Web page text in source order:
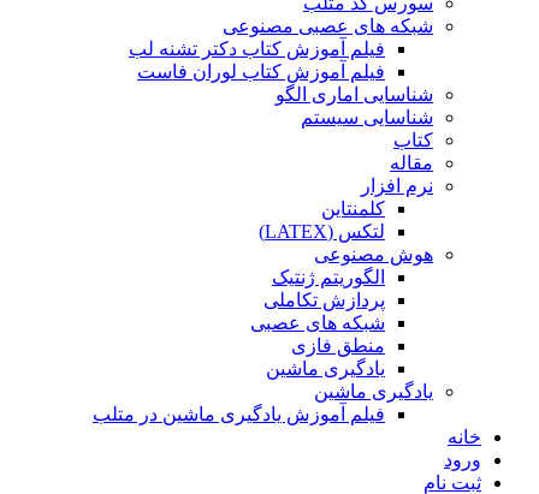
شبکه های عصبی مصنوعی
فیلم آموزش کتاب دکتر تشنه لب
فیلم آموزش کتاب لوران فاست
شناسایی اماری الگو
شناسایی سیستم
کتاب
مقاله
نرم افزار
کلمنتاین
لتکس (LATEX)
هوش مصنوعی
الگوریتم ژنتیک
پردازش تکاملی
شبکه های عصبی
منطق فازی
یادگیری ماشین
یادگیری ماشین
فیلم آموزش یادگیری ماشین در متلب
خانه
ورود
ثبت نام